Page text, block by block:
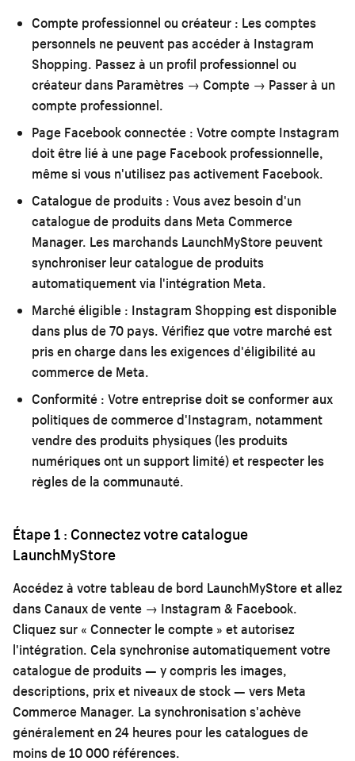
Compte professionnel ou créateur : Les comptes
personnels ne peuvent pas accéder à Instagram
Shopping. Passez à un profil professionnel ou
créateur dans Paramètres → Compte → Passer à un
compte professionnel.
Page Facebook connectée : Votre compte Instagram
doit être lié à une page Facebook professionnelle,
même si vous n'utilisez pas activement Facebook.
Catalogue de produits : Vous avez besoin d'un
catalogue de produits dans Meta Commerce
Manager. Les marchands LaunchMyStore peuvent
synchroniser leur catalogue de produits
automatiquement via l'intégration Meta.
Marché éligible : Instagram Shopping est disponible
dans plus de 70 pays. Vérifiez que votre marché est
pris en charge dans les exigences d'éligibilité au
commerce de Meta.
Conformité : Votre entreprise doit se conformer aux
politiques de commerce d'Instagram, notamment
vendre des produits physiques (les produits
numériques ont un support limité) et respecter les
règles de la communauté.
Étape 1 : Connectez votre catalogue
LaunchMyStore
Accédez à votre tableau de bord LaunchMyStore et allez
dans Canaux de vente → Instagram & Facebook.
Cliquez sur « Connecter le compte » et autorisez
l'intégration. Cela synchronise automatiquement votre
catalogue de produits — y compris les images,
descriptions, prix et niveaux de stock — vers Meta
Commerce Manager. La synchronisation s'achève
généralement en 24 heures pour les catalogues de
moins de 10 000 références.